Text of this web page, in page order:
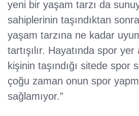
yeni bir yaşam tarzı da
sahiplerinin taşındıktan
yaşam tarzına ne kadar
tartışılır. Hayatında spor
kişinin taşındığı sitede spor
çoğu zaman onun spor
sağlamıyor.”